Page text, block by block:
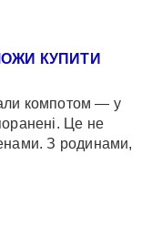
КУПИТИ
компотом — у
Це не
З родинами,